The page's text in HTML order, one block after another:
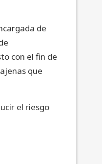
de
con el fin de
que
el riesgo